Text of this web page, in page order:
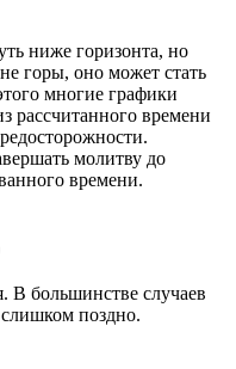
ниже горизонта, но
горы, оно может стать
многие графики
рассчитанного времени
молитву до
времени.
В большинстве случаев
поздно.